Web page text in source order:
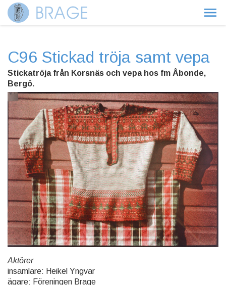
C96 Stickad tröja samt vepa
Stickatröja från Korsnäs och vepa hos fm Åbonde,
Bergö.
Aktörer
insamlare: Heikel Yngvar
ägare: Föreningen Brage